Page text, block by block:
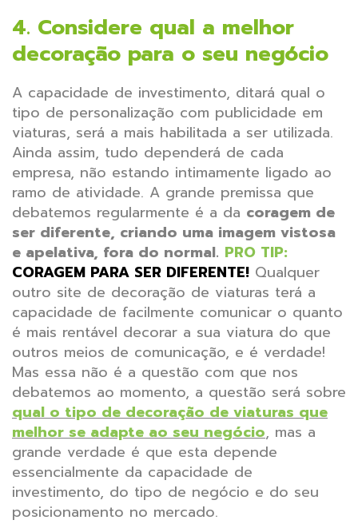
4. Considere qual a melhor
decoração para o seu negócio
A capacidade de investimento, ditará qual o
tipo de personalização com publicidade em
viaturas, será a mais habilitada a ser utilizada.
Ainda assim, tudo dependerá de cada
empresa, não estando intimamente ligado ao
ramo de atividade. A grande premissa que
debatemos regularmente é a da coragem de
ser diferente, criando uma imagem vistosa
e apelativa, fora do normal. PRO TIP:
CORAGEM PARA SER DIFERENTE! Qualquer
outro site de decoração de viaturas terá a
capacidade de facilmente comunicar o quanto
é mais rentável decorar a sua viatura do que
outros meios de comunicação, e é verdade!
Mas essa não é a questão com que nos
debatemos ao momento, a questão será sobre
qual o tipo de decoração de viaturas que
melhor se adapte ao seu negócio, mas a
grande verdade é que esta depende
essencialmente da capacidade de
investimento, do tipo de negócio e do seu
posicionamento no mercado.